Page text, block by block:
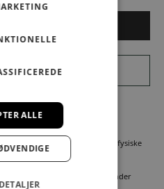
1-3 hverdage
returner gratis i en af vores fysiske
prisgaranti. Læs mere under
ALLE